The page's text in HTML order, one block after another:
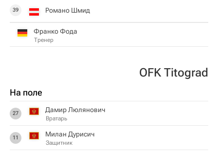
39 Романо Шмид
Франко Фода
Тренер
OFK Titograd
На поле
27 Дамир Люлянович
Вратарь
11 Милан Дурисич
Защитник